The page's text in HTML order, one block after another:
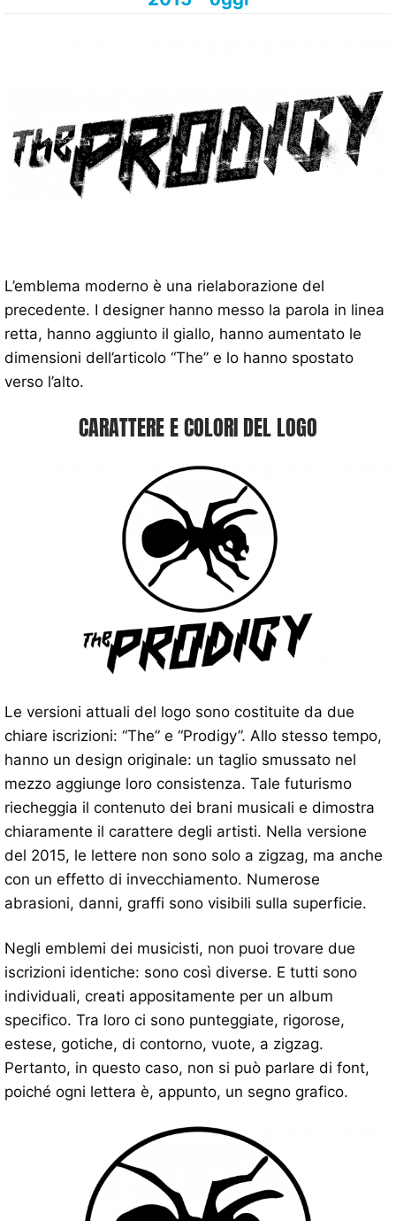
L’emblema moderno è una rielaborazione del
precedente. I designer hanno messo la parola in linea
retta, hanno aggiunto il giallo, hanno aumentato le
dimensioni dell’articolo “The” e lo hanno spostato
verso l’alto.
CARATTERE E COLORI DEL LOGO
Le versioni attuali del logo sono costituite da due
chiare iscrizioni: “The” e “Prodigy”. Allo stesso tempo,
hanno un design originale: un taglio smussato nel
mezzo aggiunge loro consistenza. Tale futurismo
riecheggia il contenuto dei brani musicali e dimostra
chiaramente il carattere degli artisti. Nella versione
del 2015, le lettere non sono solo a zigzag, ma anche
con un effetto di invecchiamento. Numerose
abrasioni, danni, graffi sono visibili sulla superficie.
Negli emblemi dei musicisti, non puoi trovare due
iscrizioni identiche: sono così diverse. E tutti sono
individuali, creati appositamente per un album
specifico. Tra loro ci sono punteggiate, rigorose,
estese, gotiche, di contorno, vuote, a zigzag.
Pertanto, in questo caso, non si può parlare di font,
poiché ogni lettera è, appunto, un segno grafico.